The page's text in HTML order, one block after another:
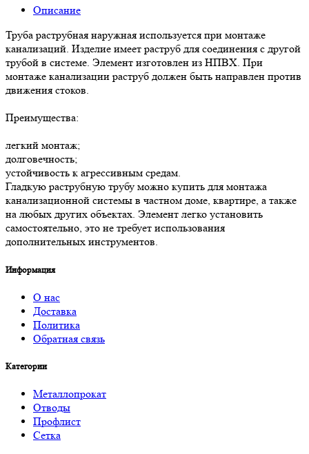
Описание
Труба раструбная наружная используется при монтаже
канализаций. Изделие имеет раструб для соединения с другой
трубой в системе. Элемент изготовлен из НПВХ. При
монтаже канализации раструб должен быть направлен против
движения стоков.
Преимущества:
легкий монтаж;
долговечность;
устойчивость к агрессивным средам.
Гладкую раструбную трубу можно купить для монтажа
канализационной системы в частном доме, квартире, а также
на любых других объектах. Элемент легко установить
самостоятельно, это не требует использования
дополнительных инструментов.
Информация
О нас
Доставка
Политика
Обратная связь
Категории
Металлопрокат
Отводы
Профлист
Сетка